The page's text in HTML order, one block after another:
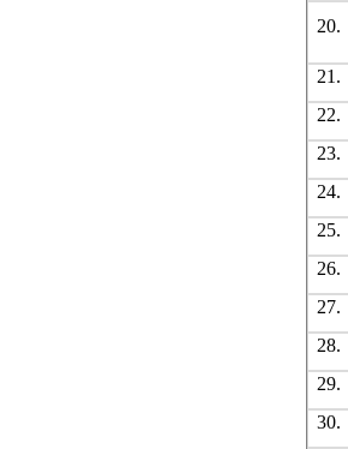
20.
21.
22.
23.
24.
25.
26.
27.
28.
29.
30.